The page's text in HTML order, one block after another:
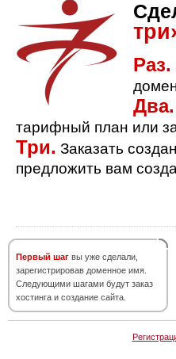
Раз.
Два.
тарифный план или
Три. Заказать
предложить вам
Первый шаг вы уже сделали,
зарегистрировав доменное имя.
Следующими шагами будут заказ
хостинга и создание сайта.